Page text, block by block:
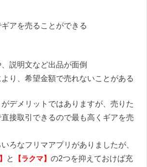
アを売ることができる
説明文など出品が面倒
り、希望金額で売れないことがある
デメリットではありますが、売りた
接取引できるので最も高くギアを売
ろなフリマアプリがありましたが、
と 【ラクマ】 の2つを抑えておけば充